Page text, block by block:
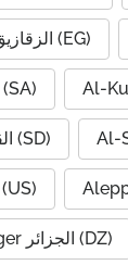
Al Zaqaziq, الزقازيق (EG)
Al-Hofuf, الهفوف (SA)
Al-Qadarif, القضارف (SD)
Algiers, Alger الجزائر (DZ)